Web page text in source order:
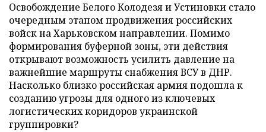
Освобождение Белого Колодезя и Устиновки стало
очередным этапом продвижения российских
войск на Харьковском направлении. Помимо
формирования буферной зоны, эти действия
открывают возможность усилить давление на
важнейшие маршруты снабжения ВСУ в ДНР.
Насколько близко российская армия подошла к
созданию угрозы для одного из ключевых
логистических коридоров украинской
группировки?